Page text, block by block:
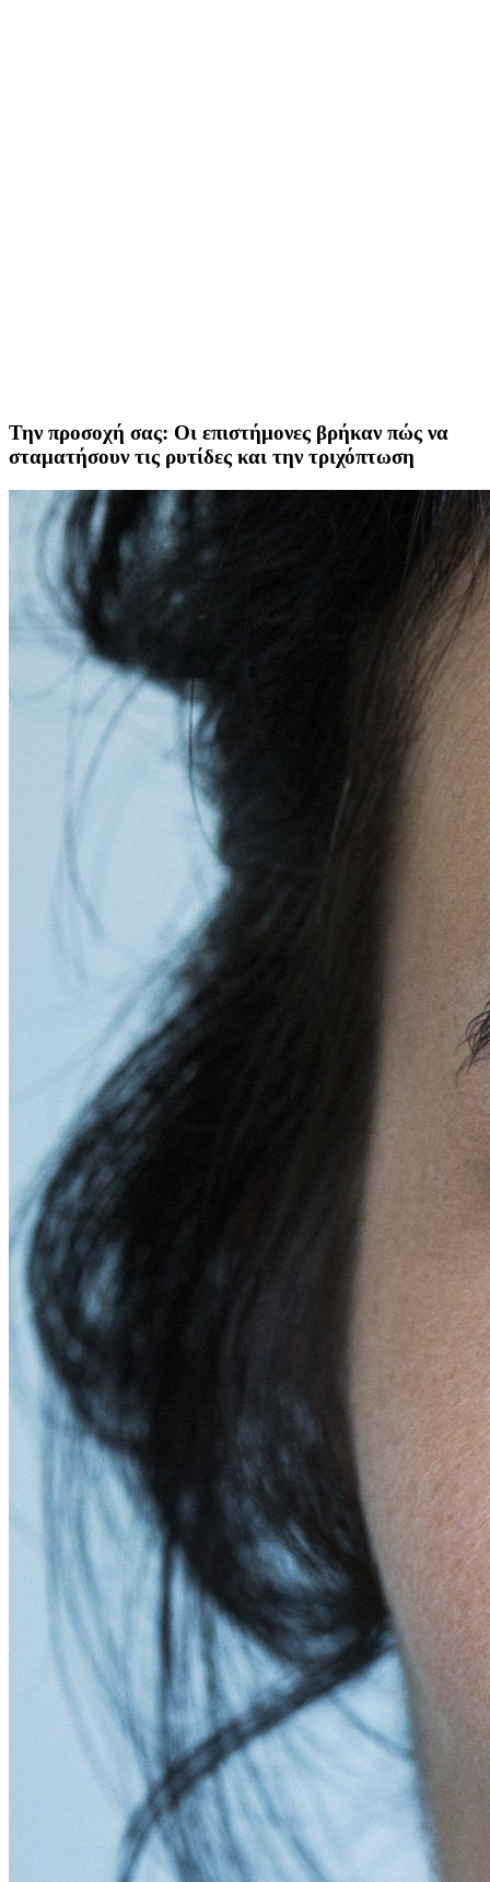
Την προσοχή σας: Οι επιστήμονες βρήκαν πώς να
σταματήσουν τις ρυτίδες και την τριχόπτωση